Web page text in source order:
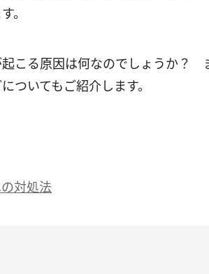
。
こる原因は何なのでしょうか？
ついてもご紹介します。
対処法